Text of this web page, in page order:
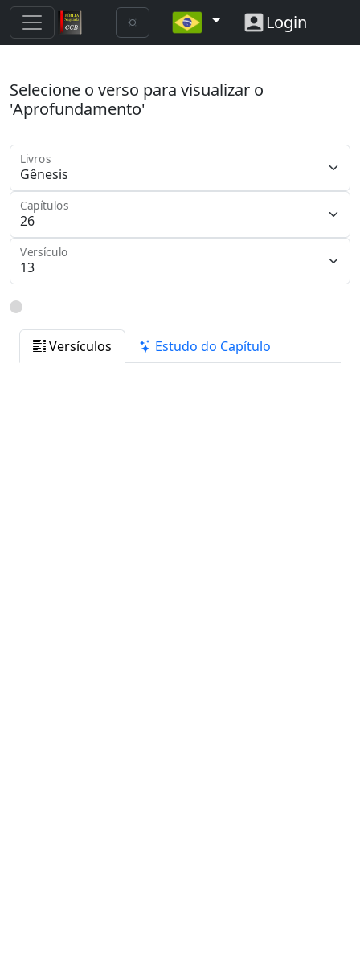
Login
Selecione o verso para visualizar o
'Aprofundamento'
Livros
Capítulos
Versículo
Versículos Estudo do Capítulo